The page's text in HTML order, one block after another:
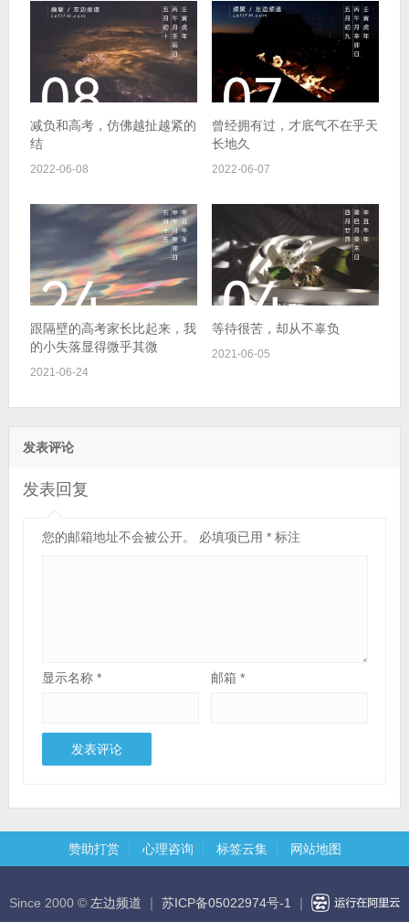
减负和高考，仿佛越扯越紧的
结
2022-06-08
曾经拥有过，才底气不在乎天
长地久
2022-06-07
跟隔壁的高考家长比起来，我
的小失落显得微乎其微
2021-06-24
等待很苦，却从不辜负
2021-06-05
发表评论
发表回复
您的邮箱地址不会被公开。 必填项已用 *标注
显示名称 * 邮箱*
赞助打赏 心理咨询 标签云集 网站地图
Since 2000 © 左边频道 ｜ 苏ICP备05022974号-1 ｜